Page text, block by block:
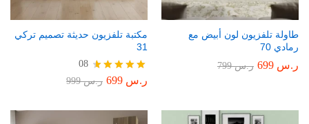
طاولة تلفزيون لون أبيض مع
رمادي 70
ر.س ر.س799
مكتبة تلفزيون حديثة تصميم تركي
31
تم التقييم
08
ر.س ر.س999